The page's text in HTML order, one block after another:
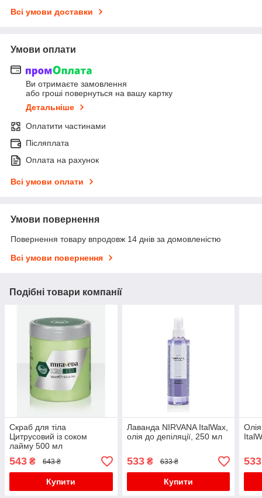
Всі умови доставки
Умови оплати
Ви отримаєте замовлення
або гроші повернуться на вашу картку
Детальніше
Оплатити частинами
Післяплата
Оплата на рахунок
Всі умови оплати
Умови повернення
Повернення товару впродовж 14 днів за домовленістю
Всі умови повернення
Подібні товари компанії
Скраб для тіла
Цитрусовий із соком
лайму 500 мл
543 ₴ 643 ₴
Купити
Лаванда NIRVANA ItalWax,
олія до депіляції, 250 мл
533₴ 633 ₴
Купити
533